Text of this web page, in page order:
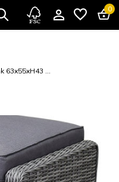
0
63x55xH43 ...